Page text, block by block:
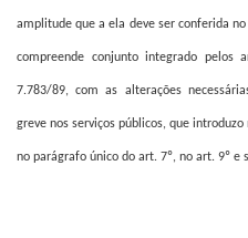
amplitude que a ela deve ser conferida
compreende conjunto integrado
7.783/89, com as alterações
greve nos serviços públicos, que
no parágrafo único do art. 7º, no art. 9º e